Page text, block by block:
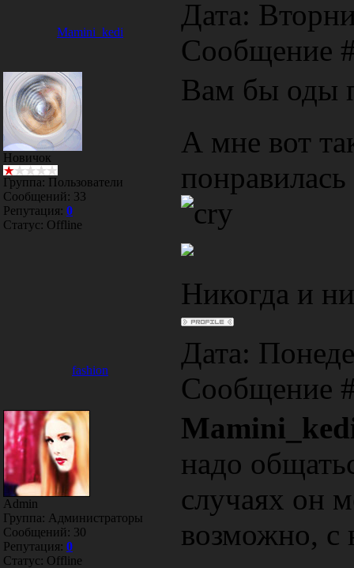
Mamini_kedi
Дата:
Сообщение
Новичок
Группа: Пользователи
Сообщений: 33
Репутация: 0
Статус: Offline
Вам бы оды
А мне вот
Никогда и
fashion
Дата:
Сообщение
Admin
Группа: Администраторы
Сообщений: 30
Репутация: 0
Статус: Offline
надо
случаях он
возможно, с